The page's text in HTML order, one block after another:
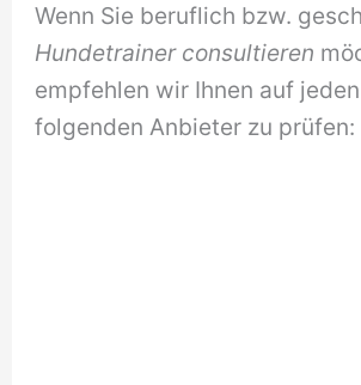
Wenn Sie beruflich bzw.
Hundetrainer consultieren
empfehlen wir Ihnen auf
folgenden Anbieter zu prüfen: